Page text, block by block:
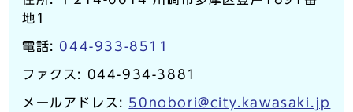
地1
電話: 044-933-8511
ファクス: 044-934-3881
メールアドレス: 50nobori@city.kawasaki.jp